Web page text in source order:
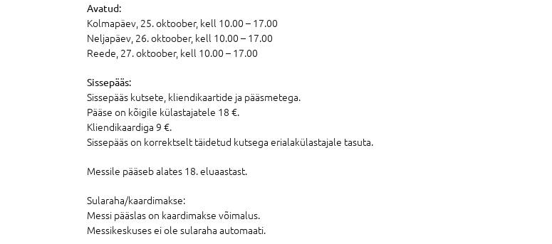
Avatud:
Kolmapäev, 25. oktoober, kell 10.00 – 17.00
Neljapäev, 26. oktoober, kell 10.00 – 17.00
Reede, 27. oktoober, kell 10.00 – 17.00
Sissepääs:
Sissepääs kutsete, kliendikaartide ja pääsmetega.
Pääse on kõigile külastajatele 18 €.
Kliendikaardiga 9 €.
Sissepääs on korrektselt täidetud kutsega erialakülastajale tasuta.
Messile pääseb alates 18. eluaastast.
Sularaha/kaardimakse:
Messi pääslas on kaardimakse võimalus.
Messikeskuses ei ole sularaha automaati.